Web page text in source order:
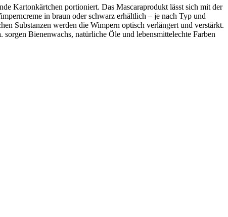
Kartonkärtchen portioniert. Das Mascaraprodukt lässt sich mit der
in braun oder schwarz erhältlich – je nach Typ und
Substanzen werden die Wimpern optisch verlängert und verstärkt.
Bienenwachs, natürliche Öle und lebensmittelechte Farben